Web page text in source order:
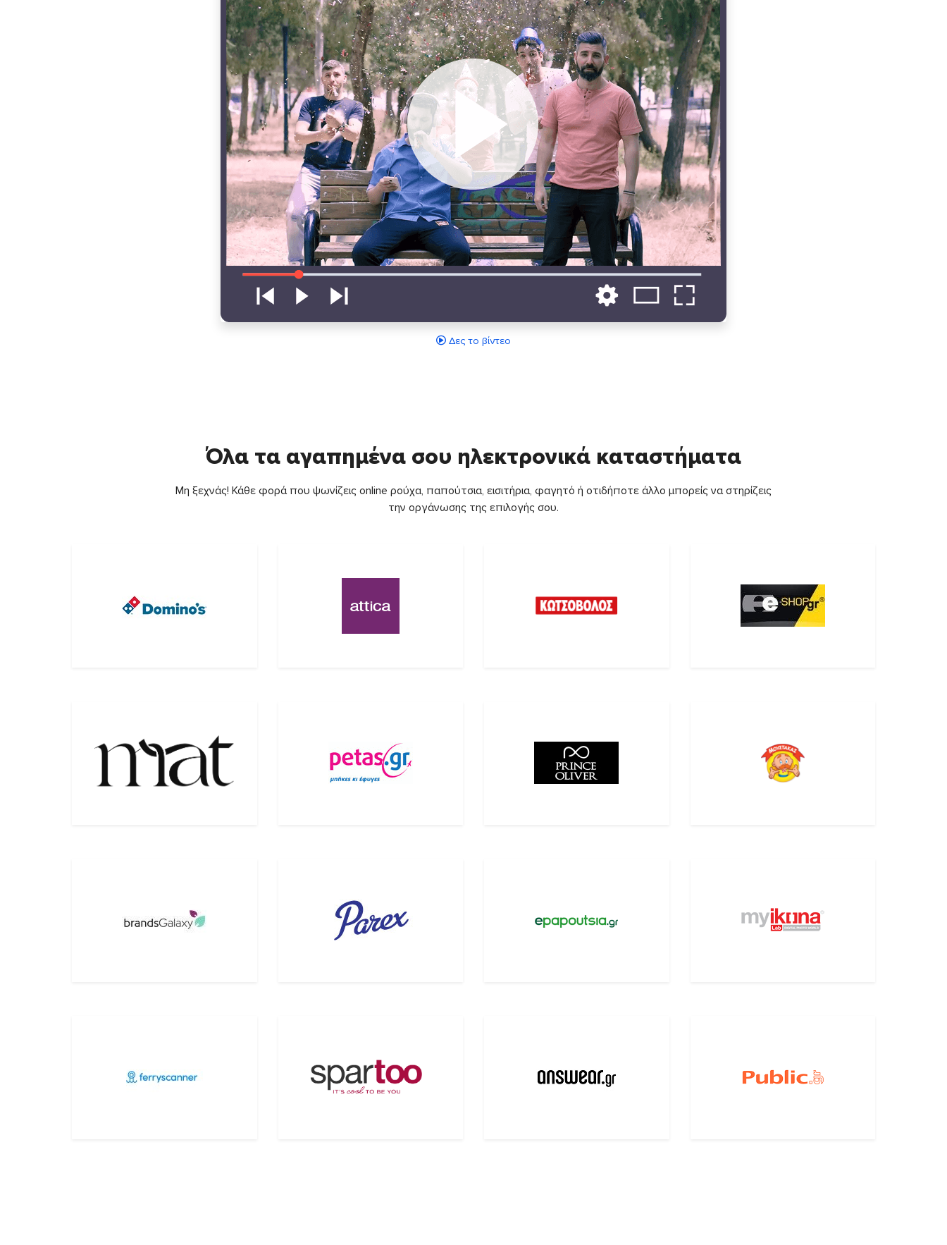
Δες το βίντεο
Όλα τα αγαπημένα σου ηλεκτρονικά καταστήματα
Μη ξεχνάς! Κάθε φορά που ψωνίζεις online ρούχα, παπούτσια, εισιτήρια, φαγητό ή οτιδήποτε άλλο μπορείς να στηρίζεις
την οργάνωσης της επιλογής σου.